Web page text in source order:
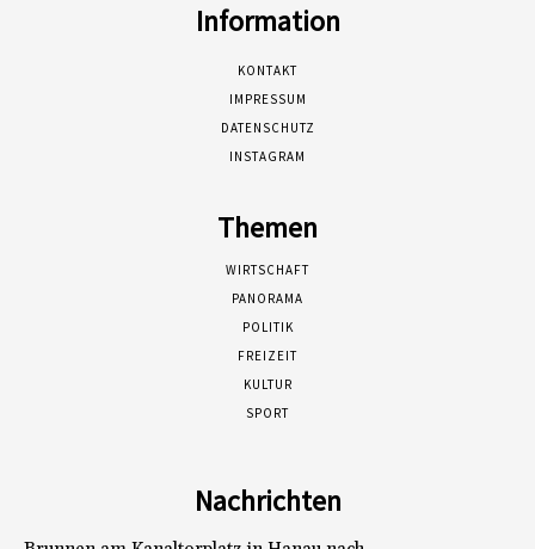
Information
KONTAKT
IMPRESSUM
DATENSCHUTZ
INSTAGRAM
Themen
WIRTSCHAFT
PANORAMA
POLITIK
FREIZEIT
KULTUR
SPORT
Nachrichten